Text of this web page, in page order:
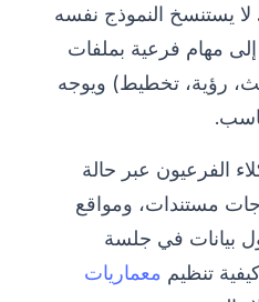
لا يستنسخ النموذج نفسه
إلى مهام فرعية بملفات
رؤية، تخطيط) ويوجه
الفرعيون عبر حالة
مستندات، ومواقع
بيانات في جلسة
تنظيم معماريات